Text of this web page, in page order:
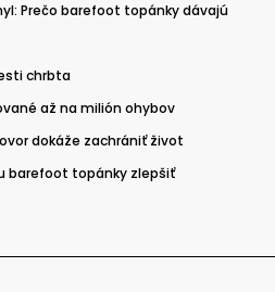
Prečo barefoot topánky dávajú
chrbta
až na milión ohybov
dokáže zachrániť život
barefoot topánky zlepšiť